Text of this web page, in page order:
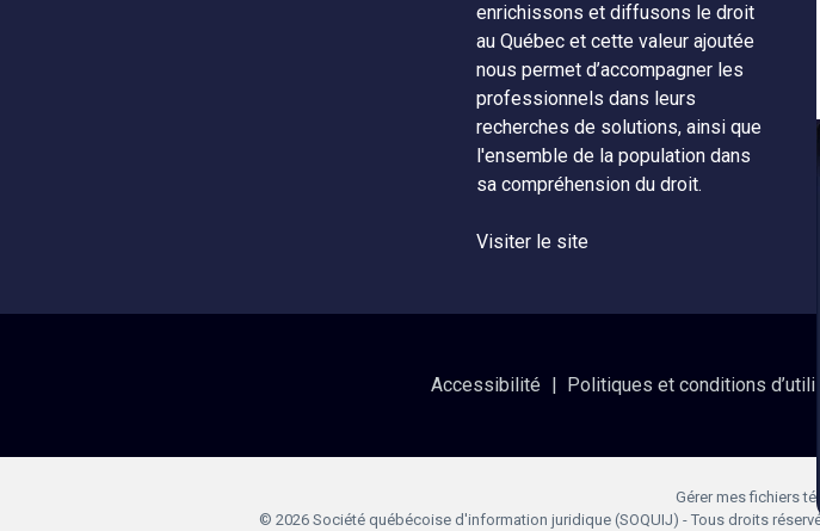
enrichissons et diffusons le droit
au Québec et cette valeur ajoutée
nous permet d’accompagner les
professionnels dans leurs
recherches de solutions, ainsi que
l'ensemble de la population dans
sa compréhension du droit.
Visiter le site
Accessibilité Politiques et conditions
Gérer mes fichiers
© 2026 Société québécoise d'information juridique (SOQUIJ) - Tous droits